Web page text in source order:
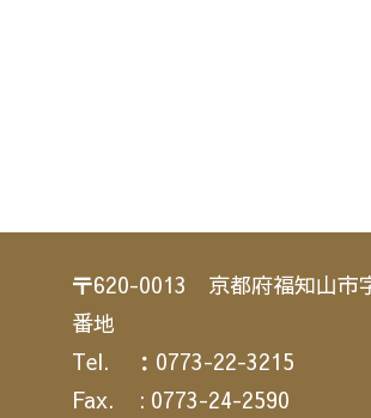
〒620-0013 京都府福知山市
番地
Tel. ：0773-22-3215
Fax. : 0773-24-2590